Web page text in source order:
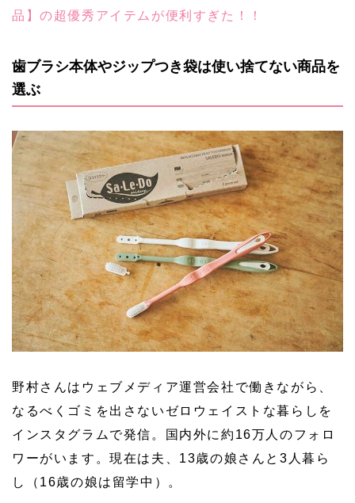
品】の超優秀アイテムが便利すぎた！！
歯ブラシ本体やジップつき袋は使い捨てない商品を
選ぶ
野村さんはウェブメディア運営会社で働きながら、
なるべくゴミを出さないゼロウェイストな暮らしを
インスタグラムで発信。国内外に約16万人のフォロ
ワーがいます。現在は夫、13歳の娘さんと3人暮ら
し（16歳の娘は留学中）。